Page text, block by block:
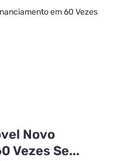
Novo
Vezes Se...